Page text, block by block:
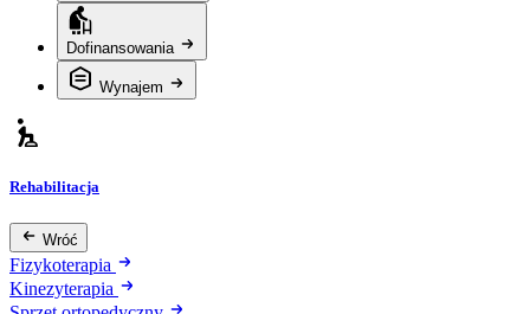
Dofinansowania
Wynajem
Rehabilitacja
Wróć
Fizykoterapia
Kinezyterapia